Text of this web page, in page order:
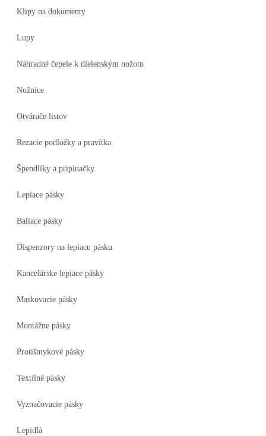
Klipy na dokumenty
Lupy
Náhradné čepele k dielenským nožom
Nožnice
Otvárače listov
Rezacie podložky a pravítka
Špendlíky a pripinačky
Lepiace pásky
Baliace pásky
Dispenzory na lepiacu pásku
Kancelárske lepiace pásky
Maskovacie pásky
Montážne pásky
Protišmykové pásky
Textilné pásky
Vyznačovacie pásky
Lepidlá